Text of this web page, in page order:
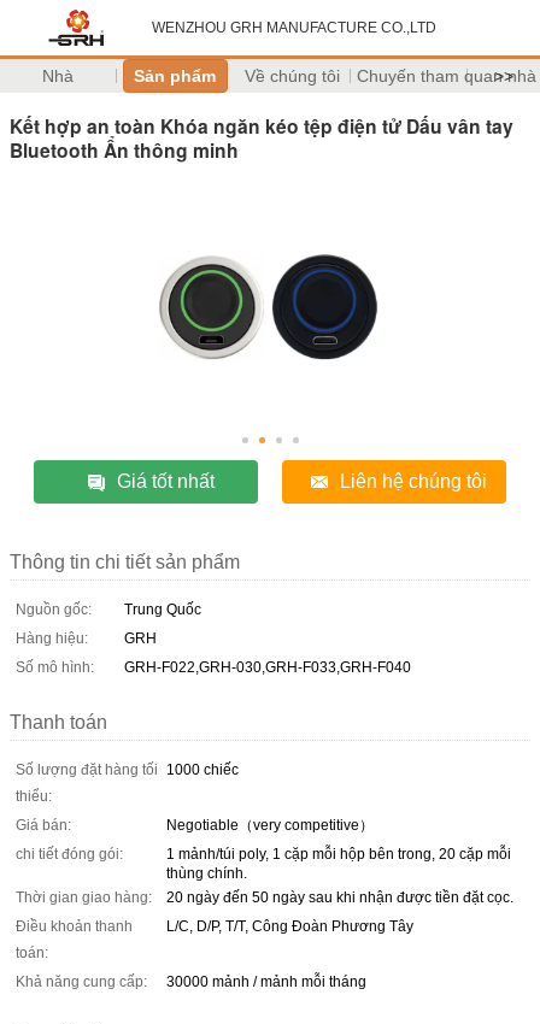
WENZHOU GRH MANUFACTURE CO.,LTD
Nhà Sản phẩm Về chúng tôi Chuyến tham quan nhà
>>
Kết hợp an toàn Khóa ngăn kéo tệp điện tử Dấu vân tay
Bluetooth Ẩn thông minh
Giá tốt nhất Liên hệ chúng tôi
Thông tin chi tiết sản phẩm
Nguồn gốc:
Trung Quốc
Hàng hiệu:
GRH
Số mô hình:
GRH-F022,GRH-030,GRH-F033,GRH-F040
Thanh toán
Số lượng đặt hàng tối
thiểu:
1000 chiếc
Giá bán:
Negotiable（very competitive）
chi tiết đóng gói:
1 mảnh/túi poly, 1 cặp mỗi hộp bên trong, 20 cặp mỗi
thùng chính.
Thời gian giao hàng:
20 ngày đến 50 ngày sau khi nhận được tiền đặt cọc.
Điều khoản thanh
toán:
L/C, D/P, T/T, Công Đoàn Phương Tây
Khả năng cung cấp: 30000 mảnh / mảnh mỗi tháng